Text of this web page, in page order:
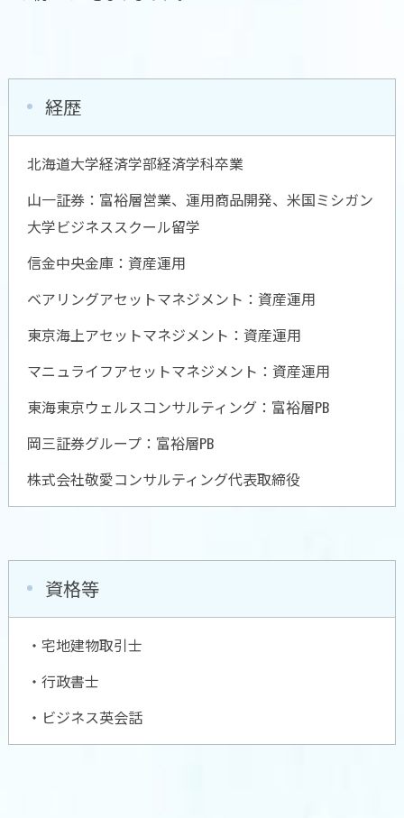
経歴
北海道大学経済学部経済学科卒業
山一証券：富裕層営業、運用商品開発、米国ミシガン
大学ビジネススクール留学
信金中央金庫：資産運用
ベアリングアセットマネジメント：資産運用
東京海上アセットマネジメント：資産運用
マニュライフアセットマネジメント：資産運用
東海東京ウェルスコンサルティング：富裕層PB
岡三証券グループ：富裕層PB
株式会社敬愛コンサルティング代表取締役
資格等
・宅地建物取引士
・行政書士
・ビジネス英会話
お問い合わせはこちら